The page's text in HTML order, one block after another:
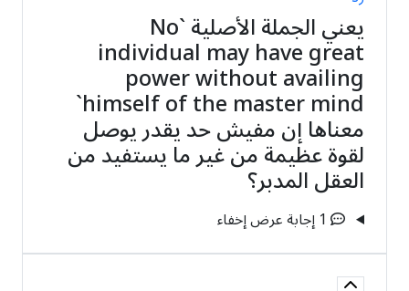
يعني الجملة الأصلية `No
individual may have great
power without availing
himself of the master mind`
معناها إن مفيش حد يقدر يوصل
لقوة عظيمة من غير ما يستفيد من
العقل المدبر؟
1 إجابة عرضإخفاء